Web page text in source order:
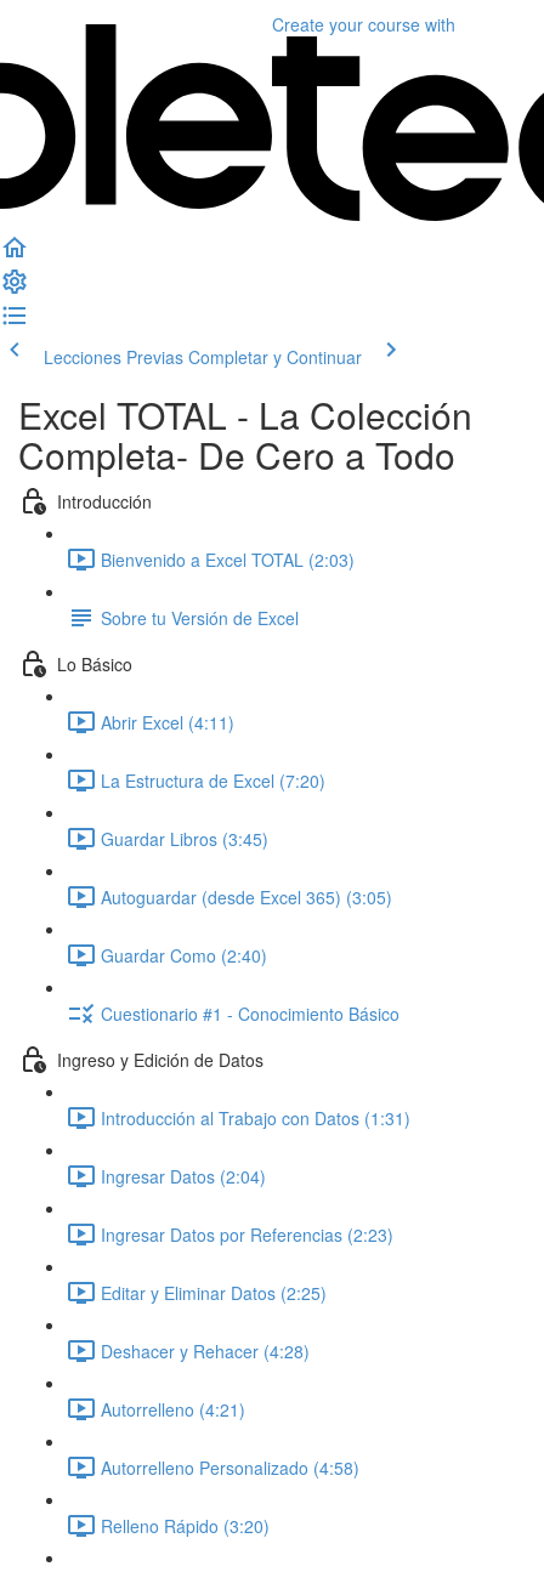
Create your course with
Lecciones Previas Completar y Continuar
Excel TOTAL - La Colección
Completa- De Cero a Todo
Introducción
Bienvenido a Excel TOTAL (2:03)
Sobre tu Versión de Excel
Lo Básico
Abrir Excel (4:11)
La Estructura de Excel (7:20)
Guardar Libros (3:45)
Autoguardar (desde Excel 365) (3:05)
Guardar Como (2:40)
Cuestionario #1 - Conocimiento Básico
Ingreso y Edición de Datos
Introducción al Trabajo con Datos (1:31)
Ingresar Datos (2:04)
Ingresar Datos por Referencias (2:23)
Editar y Eliminar Datos (2:25)
Deshacer y Rehacer (4:28)
Autorrelleno (4:21)
Autorrelleno Personalizado (4:58)
Relleno Rápido (3:20)